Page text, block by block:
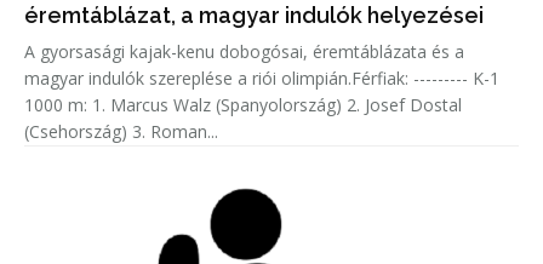
éremtáblázat, a magyar indulók helyezései
A gyorsasági kajak-kenu dobogósai, éremtáblázata és a
magyar indulók szereplése a riói olimpián.Férfiak: --------- K-1
1000 m: 1. Marcus Walz (Spanyolország) 2. Josef Dostal
(Csehország) 3. Roman...